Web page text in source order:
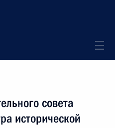
совета
исторической